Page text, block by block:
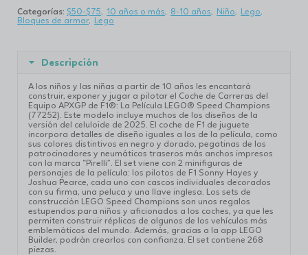
Categorías: $50-$75 10 años o más 8-10 años Niño
Lego
Bloques de armar Lego
Descripción
A los niños y las niñas a partir de 10 años les encantará
construir, exponer y jugar a pilotar el Coche de Carreras del
Equipo APXGP de F1®: La Película LEGO® Speed Champions
(77252). Este modelo incluye muchos de los diseños de la
versión del celuloide de 2025. El coche de F1 de juguete
incorpora detalles de diseño iguales a los de la película, como
sus colores distintivos en negro y dorado, pegatinas de los
patrocinadores y neumáticos traseros más anchos impresos
con la marca “Pirelli”. El set viene con 2 minifiguras de
personajes de la película: los pilotos de F1 Sonny Hayes y
Joshua Pearce, cada uno con cascos individuales decorados
con su firma, una peluca y una llave inglesa. Los sets de
construcción LEGO Speed Champions son unos regalos
estupendos para niños y aficionados a los coches, ya que les
permiten construir réplicas de algunos de los vehículos más
emblemáticos del mundo. Además, gracias a la app LEGO
Builder, podrán crearlos con confianza. El set contiene 268
piezas.